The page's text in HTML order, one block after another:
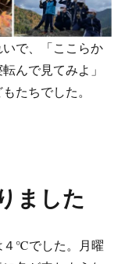
で、「ここらか
んで見てみよ」
たちでした。
ました
４℃でした。月曜